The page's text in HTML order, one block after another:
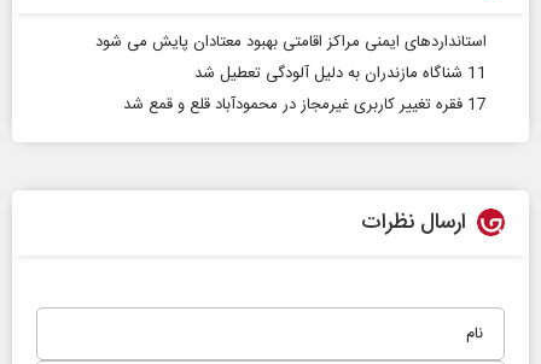
استانداردهای ایمنی مراکز اقامتی بهبود معتادان پایش می شود
11 شناگاه مازندران به دلیل آلودگی تعطیل شد
17 فقره تغییر کاربری غیرمجاز در محمودآباد قلع و قمع شد
ارسال نظرات